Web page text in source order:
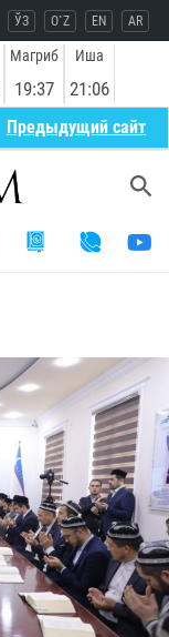
ЎЗ O`Z EN AR
Магриб
19:37
Иша
21:06
Предыдущий сайт